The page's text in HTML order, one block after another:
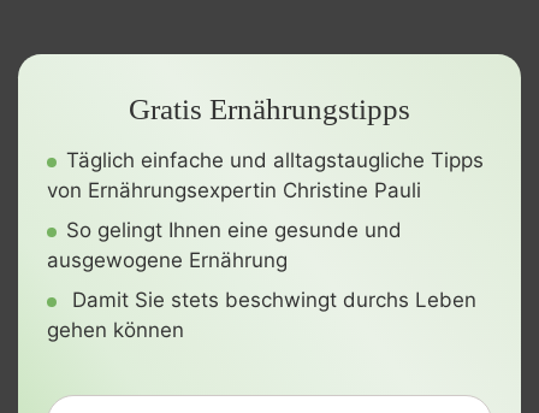
Gratis Ernährungstipps
Täglich einfache und alltagstaugliche Tipps
von Ernährungsexpertin Christine Pauli
So gelingt Ihnen eine gesunde und
ausgewogene Ernährung
Damit Sie stets beschwingt durchs Leben
gehen können